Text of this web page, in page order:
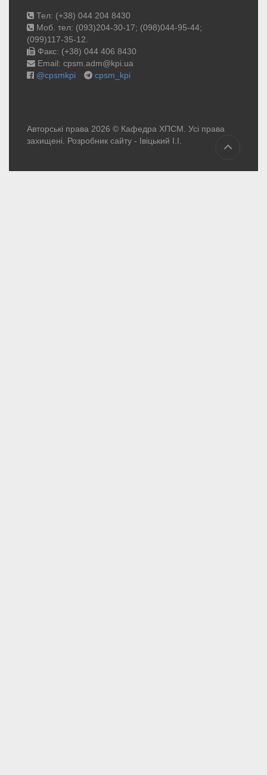
Тел: (+38) 044 204 8430
Моб. тел: (093)204-30-17; (098)044-95-44;
(099)117-35-12.
Факс: (+38) 044 406 8430
Email: cpsm.adm@kpi.ua
@cpsmkpi
cpsm_kpi
Авторські права 2026 © Кафедра ХПСМ. Усі права
захищені. Розробник сайту - Івіцький І.І.